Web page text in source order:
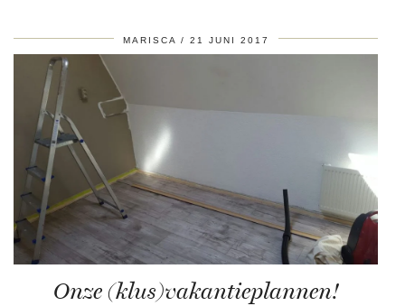
MARISCA 21 JUNI 2017
Onze (klus)vakantieplannen!